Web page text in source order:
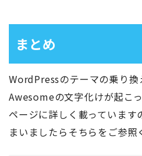
まとめ
WordPressのテーマの乗り
Awesomeの文字化けが起こ
ページに詳しく載っています
まいましたらそちらをご参照